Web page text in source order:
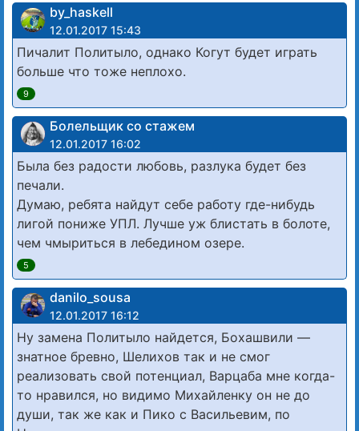
by_haskell
12.01.2017 15:43
Пичалит Политыло, однако Когут будет играть
больше что тоже неплохо.
9
Болельщик со стажем
12.01.2017 16:02
Была без радости любовь, разлука будет без
печали.
Думаю, ребята найдут себе работу где-нибудь
лигой пониже УПЛ. Лучше уж блистать в болоте,
чем чмыриться в лебедином озере.
5
danilo_sousa
12.01.2017 16:12
Ну замена Политыло найдется, Бохашвили —
знатное бревно, Шелихов так и не смог
реализовать свой потенциал, Варцаба мне когда-
то нравился, но видимо Михайленку он не до
души, так же как и Пико с Васильевим, по